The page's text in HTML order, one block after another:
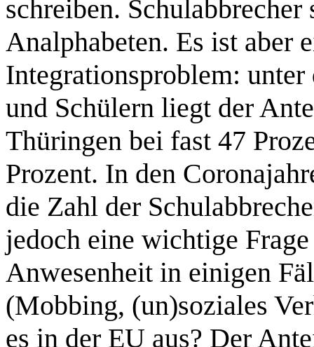
schreiben.
Analphabeten. Es ist aber
Integrationsproblem: unter
und Schülern liegt der
Thüringen bei fast 47
Prozent. In den
die Zahl der
jedoch eine wichtige
Anwesenheit in einigen
(Mobbing, (un)soziales
es in der EU aus? Der